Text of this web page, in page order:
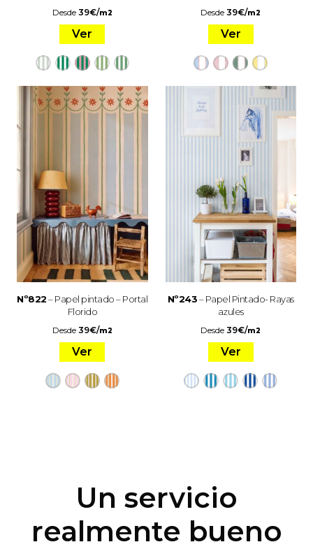
Desde 39€/m2
Ver
Desde39€/m2
Ver
Nº822– Papel pintado – Portal
Florido
Desde 39€/m2
Ver
Nº243– Papel Pintado- Rayas
azules
Desde39€/m2
Ver
Un servicio
realmente bueno